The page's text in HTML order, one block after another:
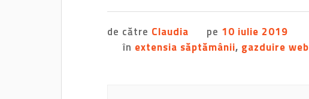
de către Claudia pe 10 iulie 2019
în extensia săptămânii, gazduire web